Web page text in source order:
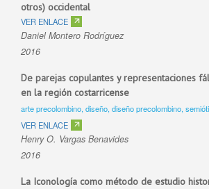
otros) occidental
VER ENLACE
Daniel Montero Rodríguez
2016
De parejas copulantes y representaciones
en la región costarricense
arte precolombino, diseño, diseño precolombino,
VER ENLACE
Henry O. Vargas Benavides
2016
La Iconología como método de estudio